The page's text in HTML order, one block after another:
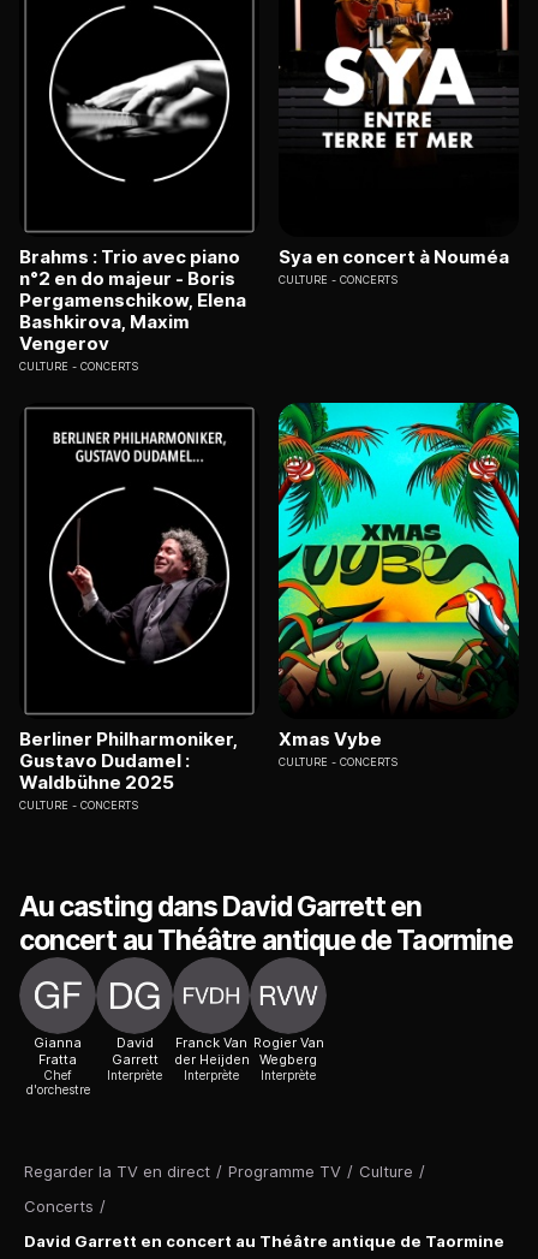
Regarder la TV en direct / Programme TV / Culture /
Concerts /
David Garrett en concert au Théâtre antique de Taormine
Brahms : Trio avec piano
n°2 en do majeur - Boris
Pergamenschikow, Elena
Bashkirova, Maxim
Vengerov
CULTURE CONCERTS
Sya en concert à Nouméa
CULTURE CONCERTS
Berliner Philharmoniker,
Gustavo Dudamel :
Waldbühne 2025
CULTURE CONCERTS
Xmas Vybe
CULTURE CONCERTS
Au casting dans David Garrett en
concert au Théâtre antique de Taormine
Gianna
Fratta
Chef
d'orchestre
David
Garrett
Interprète
Franck Van
der Heijden
Interprète
Rogier Van
Wegberg
Interprète